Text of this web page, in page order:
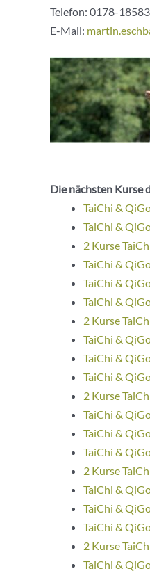
Telefon: 0178-
E-Mail:
Die nächsten Kurse
TaiChi &
TaiChi &
2 Kurse
TaiChi &
TaiChi &
TaiChi &
2 Kurse
TaiChi &
TaiChi &
TaiChi &
2 Kurse
TaiChi &
TaiChi &
TaiChi &
2 Kurse
TaiChi &
TaiChi &
TaiChi &
2 Kurse
TaiChi &